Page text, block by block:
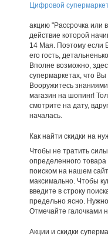
Цифровой
акцию "Рассрочка или
действие которой
14 Мая. Поэтому если
его гость,
Вполне возможно,
супермаркетах, что Вы
Вооружитесь
магазин на шопинг!
смотрите на дату,
началась.
Как найти скидки на
Чтобы не тратить
определенного
поиском на нашем
максимально. Чтобы
введите в строку
предельно ясно.
Отмечайте галочками
Акции и скидки